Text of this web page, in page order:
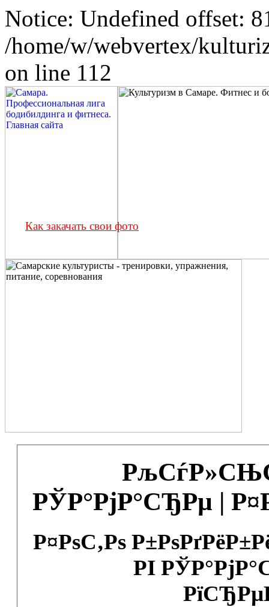
Notice: Undefined offset:
/home/w/webvertex/
on line 112
РЎР°РјР°СЂРµ |
Р¤РѕС‚Рѕ
РІ
Как закачать свои фото